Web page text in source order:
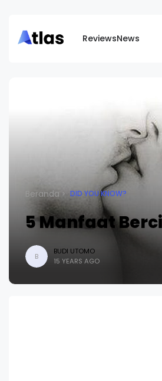
ReviewsNews
Beranda DID YOU KNOW?
5 Manfaat
B
BUDI UTOMO
15 YEARS AGO